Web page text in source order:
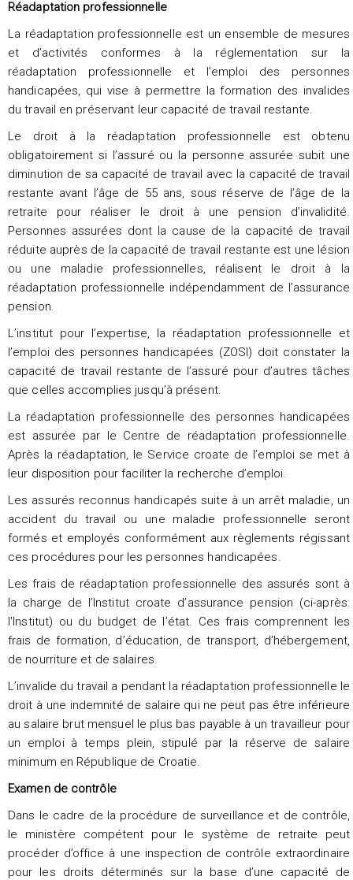
Réadaptation professionnelle
La réadaptation professionnelle est un ensemble de mesures
et d’activités conformes à la réglementation sur la
réadaptation professionnelle et l’emploi des personnes
handicapées, qui vise à permettre la formation des invalides
du travail en préservant leur capacité de travail restante.
Le droit à la réadaptation professionnelle est obtenu
obligatoirement si l’assuré ou la personne assurée subit une
diminution de sa capacité de travail avec la capacité de travail
restante avant l’âge de 55 ans, sous réserve de l’âge de la
retraite pour réaliser le droit à une pension d’invalidité.
Personnes assurées dont la cause de la capacité de travail
réduite auprès de la capacité de travail restante est une lésion
ou une maladie professionnelles, réalisent le droit à la
réadaptation professionnelle indépendamment de l’assurance
pension.
L’institut pour l’expertise, la réadaptation professionnelle et
l’emploi des personnes handicapées (ZOSI) doit constater la
capacité de travail restante de l’assuré pour d’autres tâches
que celles accomplies jusqu’à présent.
La réadaptation professionnelle des personnes handicapées
est assurée par le Centre de réadaptation professionnelle.
Après la réadaptation, le Service croate de l’emploi se met à
leur disposition pour faciliter la recherche d’emploi.
Les assurés reconnus handicapés suite à un arrêt maladie, un
accident du travail ou une maladie professionnelle seront
formés et employés conformément aux règlements régissant
ces procédures pour les personnes handicapées.
Les frais de réadaptation professionnelle des assurés sont à
la charge de l’Institut croate d’assurance pension (ci-après:
l’Institut) ou du budget de l’état. Ces frais comprennent les
frais de formation, d’éducation, de transport, d’hébergement,
de nourriture et de salaires.
L’invalide du travail a pendant la réadaptation professionnelle le
droit à une indemnité de salaire qui ne peut pas être inférieure
au salaire brut mensuel le plus bas payable à un travailleur pour
un emploi à temps plein, stipulé par la réserve de salaire
minimum en République de Croatie.
Examen de contrôle
Dans le cadre de la procédure de surveillance et de contrôle,
le ministère compétent pour le système de retraite peut
procéder d’office à une inspection de contrôle extraordinaire
pour les droits déterminés sur la base d’une capacité de